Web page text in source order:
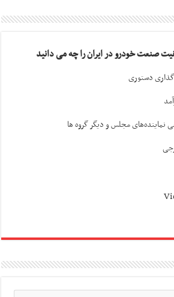
صنعت خودرو در ایران را چه می دانید
دستوری
نماینده‌های مجلس و دیگر گروه ها